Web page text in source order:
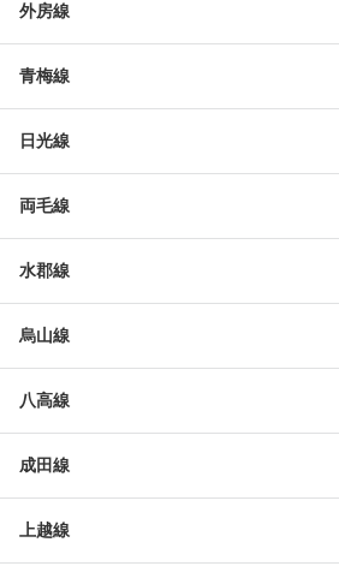
外房線
青梅線
日光線
両毛線
水郡線
烏山線
八高線
成田線
上越線